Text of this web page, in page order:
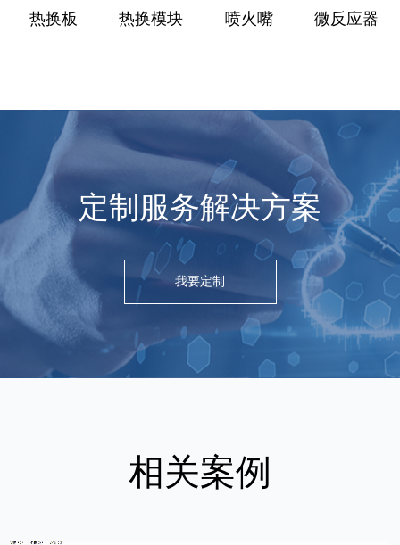
热换板 热换模块 喷火嘴 微反应器
相关案例
我要定制
定制服务解决方案